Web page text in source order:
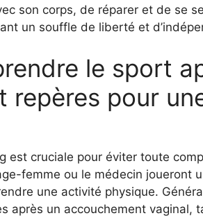
son corps, de réparer et de se
un souffle de liberté et
le sport
repères pour
est cruciale pour éviter toute
femme ou le médecin joueront
une activité physique.
après un accouchement vaginal,